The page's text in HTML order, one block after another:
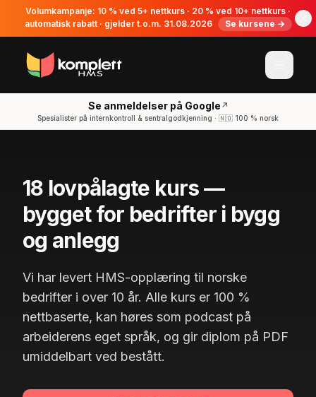
Volumkampanje: 10 % ved 5+ nettkurs · 20 % ved 10+ nettkurs ·
automatisk rabatt · gjelder t.o.m. 31.08.2026
Se kursene →
Se anmeldelser på Google ↗
Spesialister på internkontroll & sentralgodkjenning · 🇳🇴 100 % norsk
18 lovpålagte kurs —
bygget for bedrifter i bygg
og anlegg
Vi har levert HMS-opplæring til norske
bedrifter i over 10 år. Alle kurs er 100 %
nettbaserte, kan høres som podcast på
arbeiderens eget språk, og gir diplom på PDF
umiddelbart ved bestått.